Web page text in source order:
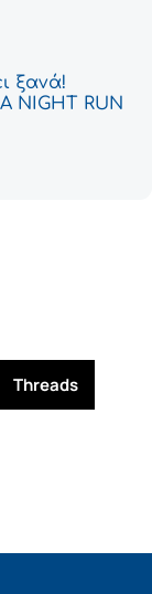
ξανά!
NIGHT RUN
Threads